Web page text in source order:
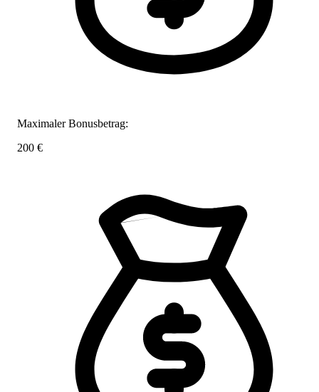
Maximaler Bonusbetrag:
200 €